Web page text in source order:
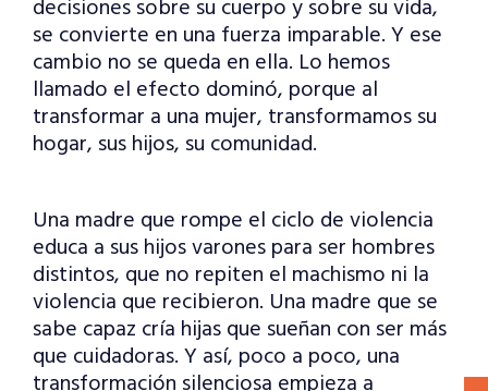
decisiones sobre su cuerpo y sobre su vida,
se convierte en una fuerza imparable. Y ese
cambio no se queda en ella. Lo hemos
llamado el efecto dominó, porque al
transformar a una mujer, transformamos su
hogar, sus hijos, su comunidad.
Una madre que rompe el ciclo de violencia
educa a sus hijos varones para ser hombres
distintos, que no repiten el machismo ni la
violencia que recibieron. Una madre que se
sabe capaz cría hijas que sueñan con ser más
que cuidadoras. Y así, poco a poco, una